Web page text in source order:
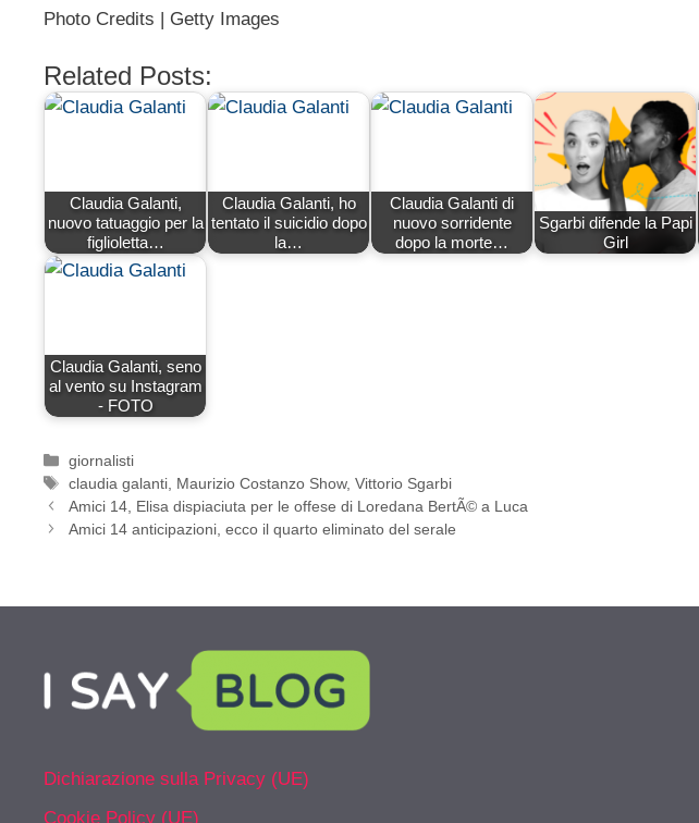
Photo Credits | Getty Images
Related Posts:
Claudia Galanti,
nuovo tatuaggio per la
figlioletta…
Claudia Galanti, ho
tentato il suicidio dopo
la…
Claudia Galanti di
nuovo sorridente
dopo la morte…
Sgarbi difende la Papi
Girl
Claudia Galanti, seno
al vento su Instagram
- FOTO
Categorie
giornalisti
Tag
claudia galanti Maurizio Costanzo Show,Vittorio Sgarbi
Amici 14, Elisa dispiaciuta per le offese di Loredana BertÃ© a Luca
Amici 14 anticipazioni, ecco il quarto eliminato del serale
Dichiarazione sulla Privacy (UE)
Cookie Policy (UE)